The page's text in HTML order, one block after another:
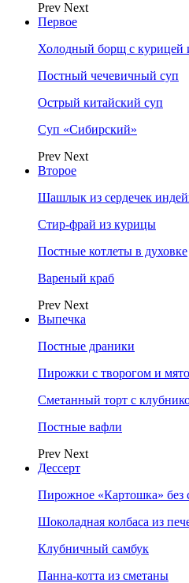
Prev Next
Первое
Холодный борщ с курицей
Постный чечевичный суп
Острый китайский суп
Суп «Сибирский»
Prev Next
Второе
Шашлык из сердечек
Стир-фрай из курицы
Постные котлеты в духовке
Вареный краб
Prev Next
Выпечка
Постные драники
Пирожки с творогом и
Сметанный торт с
Постные вафли
Prev Next
Дессерт
Пирожное «Картошка» без
Шоколадная колбаса из
Клубничный самбук
Панна-котта из сметаны